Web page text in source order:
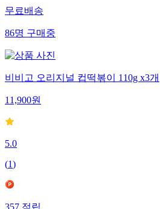
무료배송
86명구매중
비비고 오리지널 컵떡볶이 110g x3개
11,900원
5.0
(1)